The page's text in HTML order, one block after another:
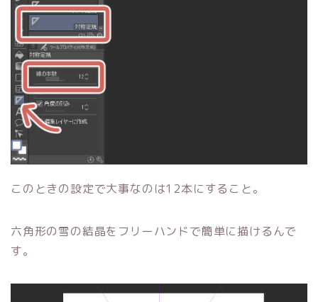
このときの設定で大事なのは12本にすること。
六角形の雪の結晶をフリーハンドで簡単に描けるんで
す。